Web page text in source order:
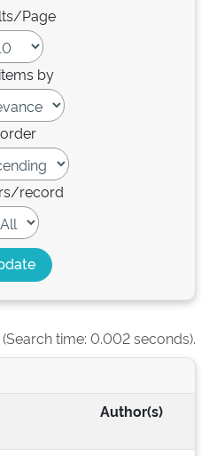
Page
by
record
(Search time: 0.002 seconds).
Author(s)